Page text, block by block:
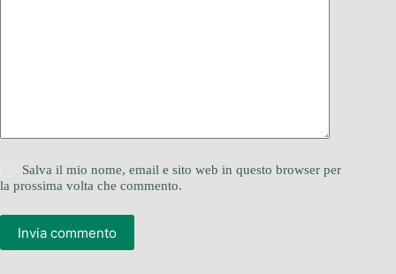
Salva il mio nome, email e sito web in questo browser per
la prossima volta che commento.
Invia commento